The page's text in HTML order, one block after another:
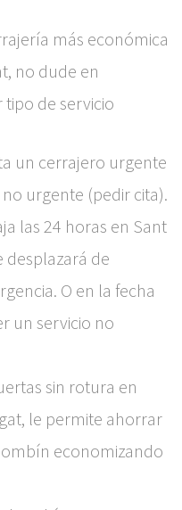
más económica
no dude en
de servicio
un cerrajero urgente
urgente (pedir cita).
las 24 horas en Sant
desplazará de
O en la fecha
un servicio no
sin rotura en
le permite ahorrar
economizando